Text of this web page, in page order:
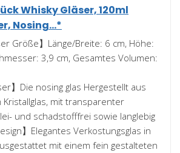
Whisky Gläser, 120ml
Nosing...*
Größe】Länge/Breite: 6 cm, Höhe:
3,9 cm, Gesamtes Volumen:
】Die nosing glas Hergestellt aus
Kristallglas, mit transparenter
und schadstofffrei sowie langlebig
】Elegantes Verkostungsglas in
mit einem fein gestalteten